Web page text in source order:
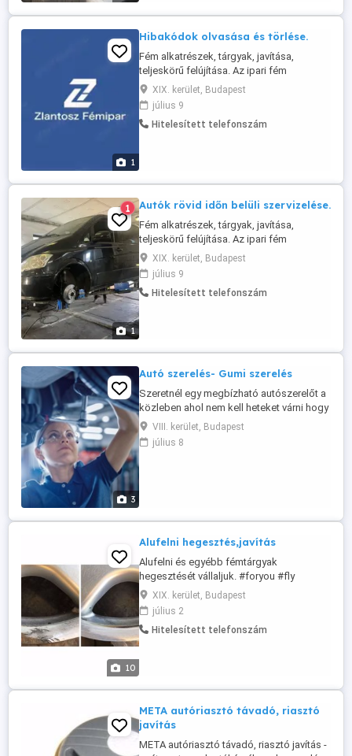
...
1
Hibakódok olvasása és törlése.
Fém alkatrészek, tárgyak, javítása,
teljeskörű felújítása. Az ipari fém
tárgyaktól a háztartási eszközökig
minden ami fém, egyedei és széria
munkát is vállalunk. Acél szerkezetek,
korlátok, felnik, kilincs, szívósor, edények,
XIX. kerület, Budapest
július 9
Hitelesített telefonszám
1
1 Autók rövid időn belüli szervizelése.
Fém alkatrészek, tárgyak, javítása,
teljeskörű felújítása. Az ipari fém
tárgyaktól a háztartási eszközökig
minden ami fém, egyedei és széria
munkát is vállalunk. Acél szerkezetek,
korlátok, felnik, kilincs, szívósor, edények,
XIX. kerület, Budapest
július 9
Hitelesített telefonszám
3
Autó szerelés- Gumi szerelés
Szeretnél egy megbízható autószerelőt a
közleben ahol nem kell heteket várni hogy
sorra kerülj? Szolgáltatásaink: -
Gumiszerelés, -Gumi javítás -Futómű
beállítás -Olaj csere, -Fék csere -Kopó
VIII. kerület, Budapest
július 8
10
Alufelni hegesztés,javítás
Alufelni és egyébb fémtárgyak
hegesztését vállaljuk. #foryou #fly
#fekete #black #sport #fényezés #javítás
#kispest #zlantosz #budapest #hungary
#amg #bmv #mercedes #i3 #tuningcar
#felni #autoestima #fém #tiktok
XIX. kerület, Budapest
július 2
Hitelesített telefonszám
META autóriasztó távadó, riasztó
javítás
META autóriasztó távadó, riasztó javítás -